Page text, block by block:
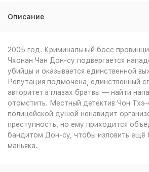
Описание
2005 год. Криминальный босс
Чхонан Чан Дон-су подвергается
убийцы и оказывается единственной
Репутация подмочена, единственный
авторитет в глазах братвы — найти
отомстить. Местный детектив Чон Тхэ-
полицейской душой ненавидит
преступность, но ему приходится
бандитом Дон-су, чтобы изловить ещё
маньяка.